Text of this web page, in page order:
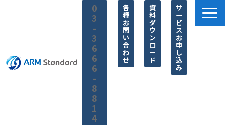
0
3
-
3
6
6
6
-
8
8
1
4
各
種
お
問
い
合
わ
せ
資
料
ダ
ウ
ン
ロ
ー
ド
サ
ー
ビ
ス
お
申
し
込
み